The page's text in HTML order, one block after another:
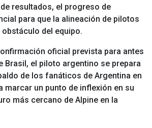
resultados, el progreso de
para que la alineación de pilotos
del equipo.
oficial prevista para antes
Brasil, el piloto argentino se prepara
de los fanáticos de Argentina en
marcar un punto de inflexión en su
más cercano de Alpine en la